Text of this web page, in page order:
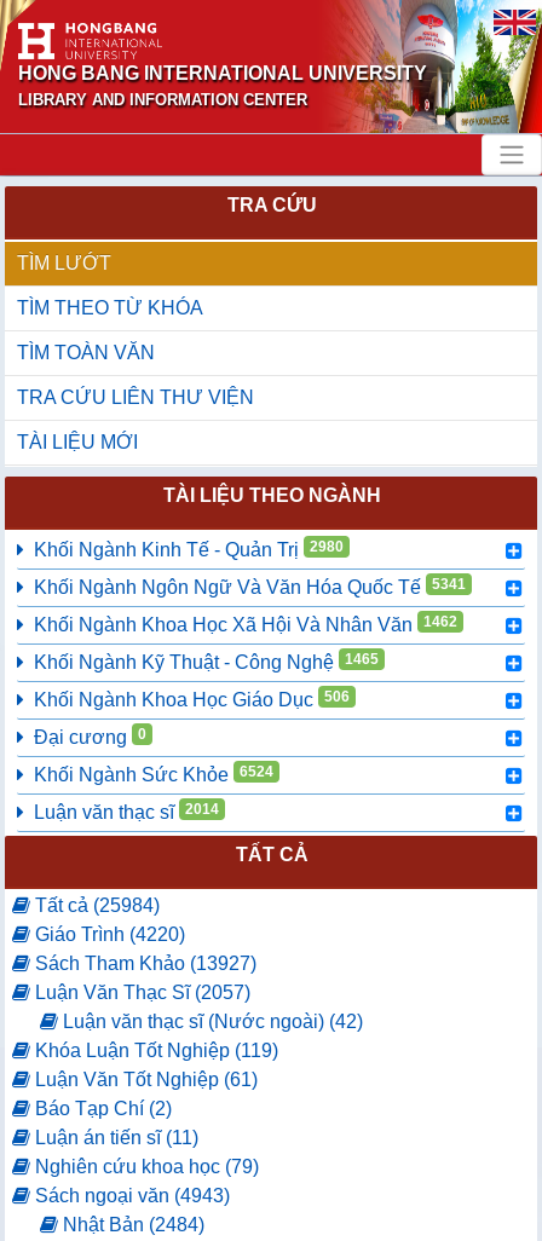
HONG BANG INTERNATIONAL UNIVERSITY
LIBRARY AND INFORMATION CENTER
TRA CỨU
TÌM LƯỚT
TÌM THEO TỪ KHÓA
TÌM TOÀN VĂN
TRA CỨU LIÊN THƯ VIỆN
TÀI LIỆU MỚI
TÀI LIỆU THEO NGÀNH
Khối Ngành Kinh Tế - Quản Trị 2980
Khối Ngành Ngôn Ngữ Và Văn Hóa Quốc Tế 5341
Khối Ngành Khoa Học Xã Hội Và Nhân Văn 1462
Khối Ngành Kỹ Thuật - Công Nghệ 1465
Khối Ngành Khoa Học Giáo Dục 506
Đại cương 0
Khối Ngành Sức Khỏe 6524
Luận văn thạc sĩ 2014
TẤT CẢ
Tất cả (25984)
Giáo Trình (4220)
Sách Tham Khảo (13927)
Luận Văn Thạc Sĩ (2057)
Luận văn thạc sĩ (Nước ngoài) (42)
Khóa Luận Tốt Nghiệp (119)
Luận Văn Tốt Nghiệp (61)
Báo Tạp Chí (2)
Luận án tiến sĩ (11)
Nghiên cứu khoa học (79)
Sách ngoại văn (4943)
Nhật Bản (2484)